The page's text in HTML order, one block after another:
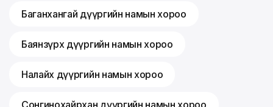
Баганхангай дүүргийн намын хороо
Баянзүрх дүүргийн намын хороо
Налайх дүүргийн намын хороо